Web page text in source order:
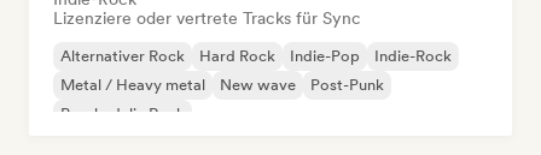
Lizenziere oder vertrete Tracks für Sync
Alternativer Rock Hard Rock Indie-Pop
Indie-Rock
Metal / Heavy metal
New wave
Post-Punk
Psychedelic Rock